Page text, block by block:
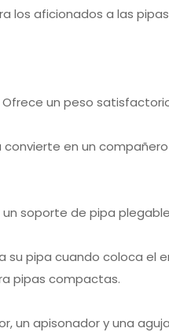
los aficionados a las
Ofrece un peso
en un
soporte de pipa
su pipa cuando coloca el
pipas compactas.
un apisonador y una